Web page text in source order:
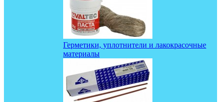
Герметики, уплотнители и лакокрасочные
материалы